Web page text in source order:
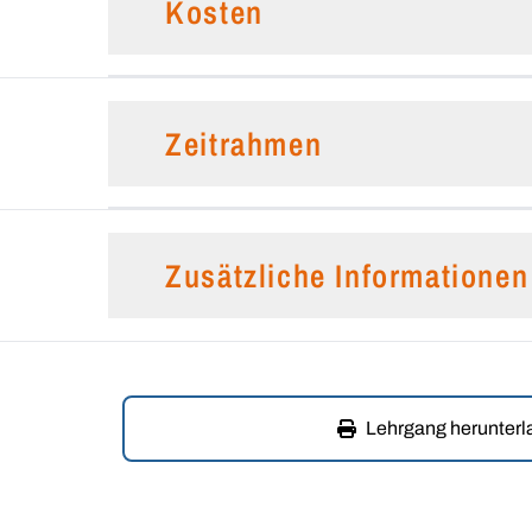
Kosten
Zeitrahmen
Zusätzliche Informationen
Lehrgang